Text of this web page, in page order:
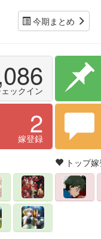
今期まとめ
ックイン
2
嫁登録
トップ